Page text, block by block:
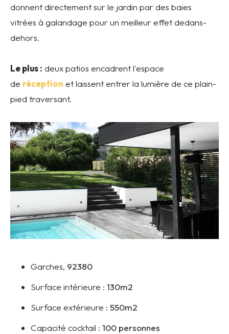
donnent directement sur le jardin par des baies
vitrées à galandage pour un meilleur effet dedans-
dehors.
Le plus : deux patios encadrent l'espace
de réception et laissent entrer la lumière de ce plain-
pied traversant.
Garches, 92380
Surface intérieure : 130m2
Surface extérieure : 550m2
Capacité cocktail : 100 personnes